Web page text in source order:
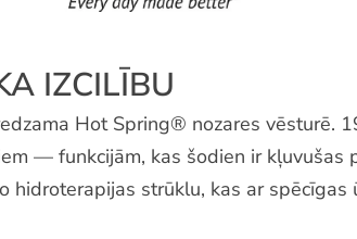
IZCILĪBU
Hot Spring® nozares vēsturē.
— funkcijām, kas šodien ir kļuvušas
strūklu, kas ar spēcīgas